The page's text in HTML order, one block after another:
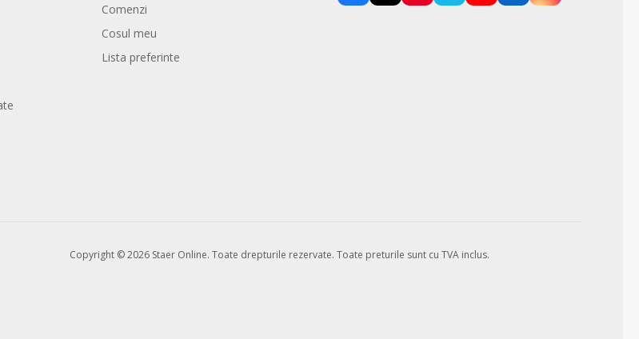
Comenzi
Cosul meu
Lista preferinte
Copyright © 2026 Staer Online. Toate drepturile rezervate. Toate preturile sunt cu TVA inclus.